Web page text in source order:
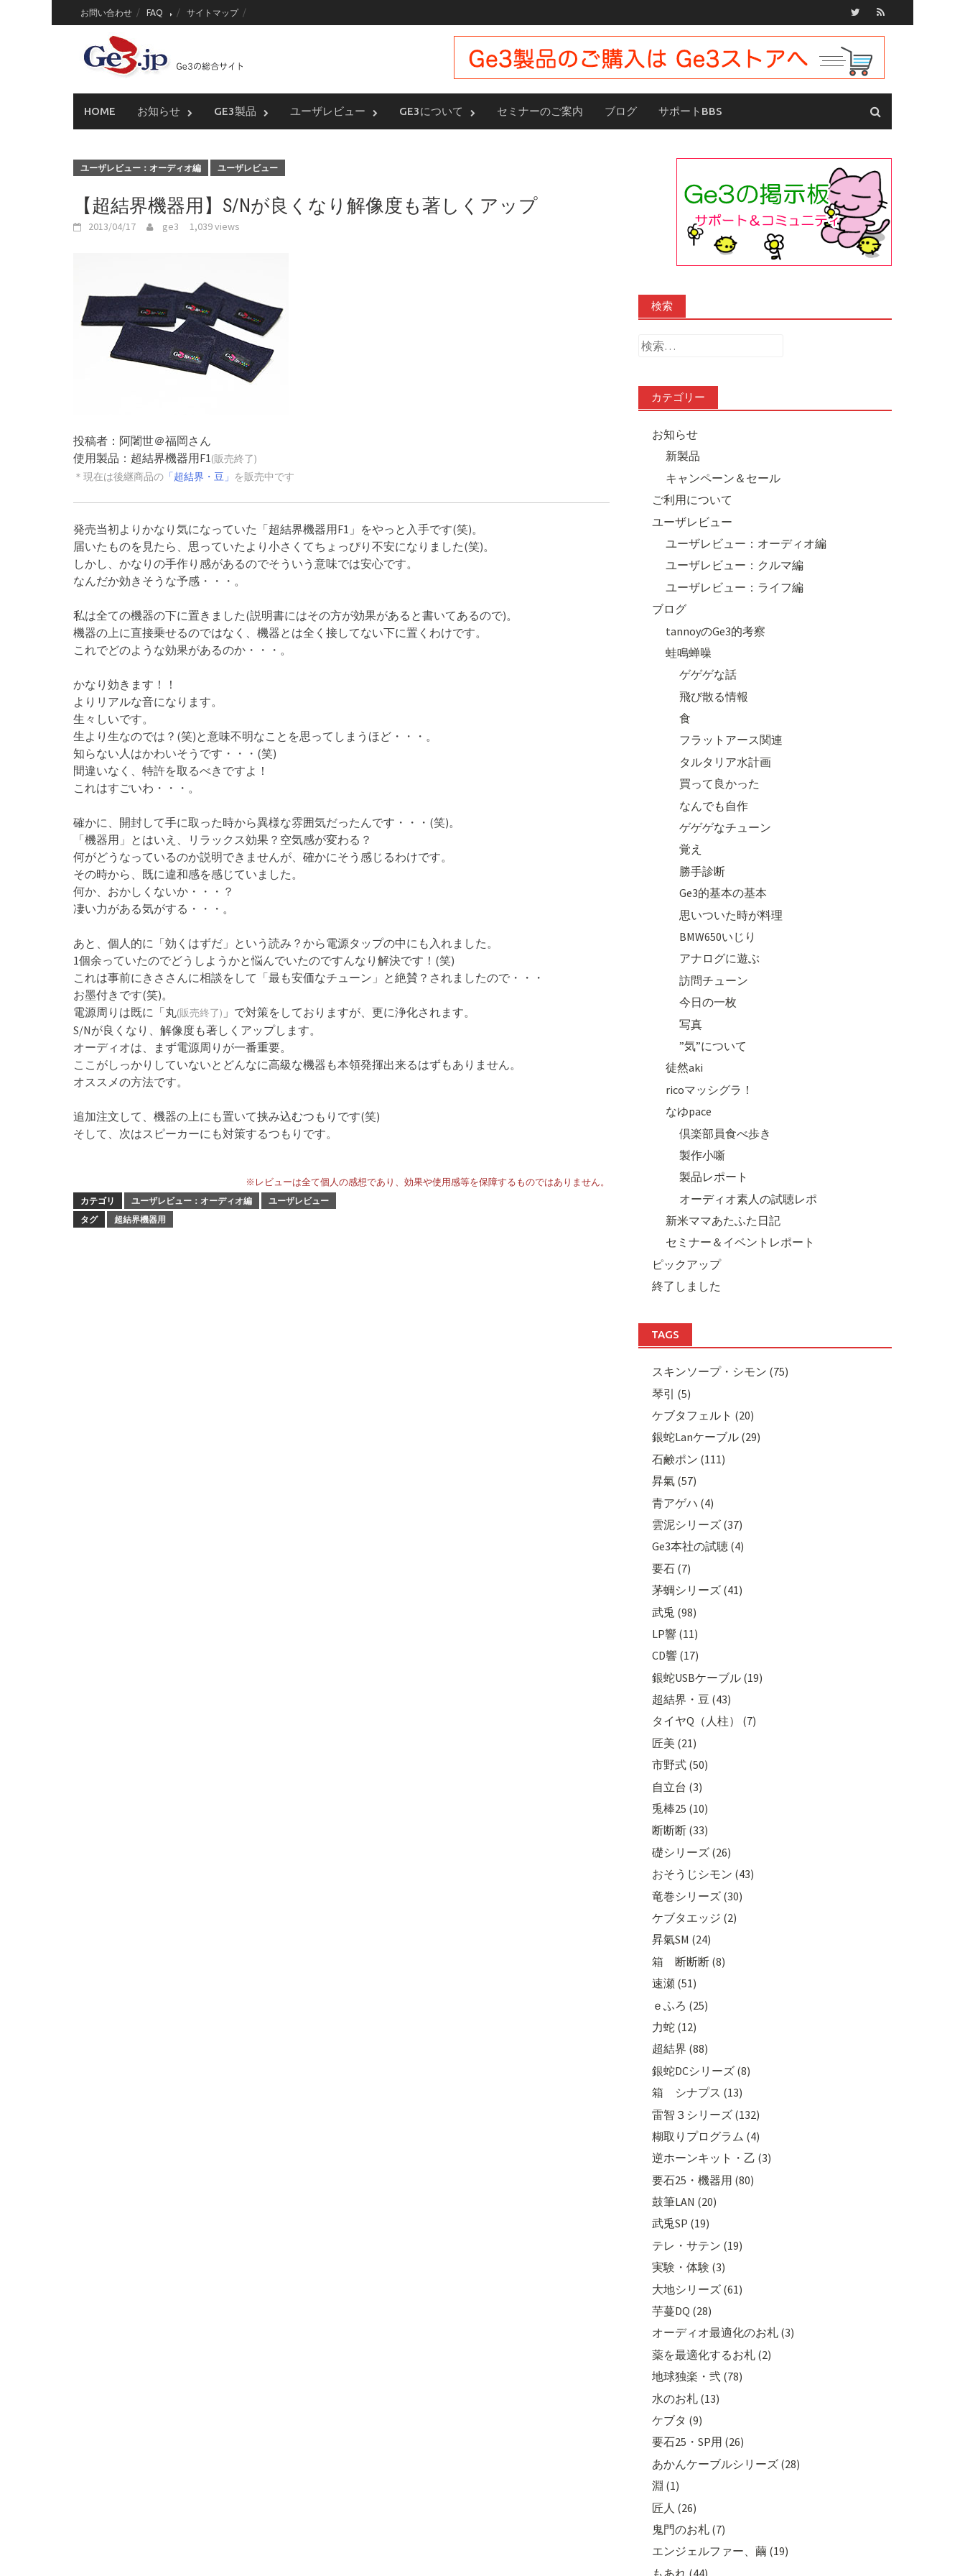
to
お問い合わせ FAQ サイトマップ
HOME お知らせ GE3製品 ユーザレビュー GE3について セミナーのご案内 ブログ サポートBBS
ユーザレビュー：オーディオ編 ユーザレビュー
【超結界機器用】S/Nが良くなり解像度も著しくアップ
2013/04/17 ge3 1,039 views
投稿者：阿闍世＠福岡さん
使用製品：超結界機器用F1(販売終了)
＊現在は後継商品の 「超結界・豆」 を販売中です
発売当初よりかなり気になっていた「超結界機器用F1」をやっと入手です(笑)。
届いたものを見たら、思っていたより小さくてちょっぴり不安になりました(笑)。
しかし、かなりの手作り感があるのでそういう意味では安心です。
なんだか効きそうな予感・・・。
私は全ての機器の下に置きました(説明書にはその方が効果があると書いてあるので)。
機器の上に直接乗せるのではなく、機器とは全く接してない下に置くわけです。
これでどのような効果があるのか・・・。
かなり効きます！！
よりリアルな音になります。
生々しいです。
生より生なのでは？(笑)と意味不明なことを思ってしまうほど・・・。
知らない人はかわいそうです・・・(笑)
間違いなく、特許を取るべきですよ！
これはすごいわ・・・。
確かに、開封して手に取った時から異様な雰囲気だったんです・・・(笑)。
「機器用」とはいえ、リラックス効果？空気感が変わる？
何がどうなっているのか説明できませんが、確かにそう感じるわけです。
その時から、既に違和感を感じていました。
何か、おかしくないか・・・？
凄い力がある気がする・・・。
あと、個人的に「効くはずだ」という読み？から電源タップの中にも入れました。
1個余っていたのでどうしようかと悩んでいたのですんなり解決です！(笑)
これは事前にきささんに相談をして「最も安価なチューン」と絶賛？されましたので・・・
お墨付きです(笑)。
電源周りは既に「丸(販売終了) 」で対策をしておりますが、更に浄化されます。
S/Nが良くなり、解像度も著しくアップします。
オーディオは、まず電源周りが一番重要。
ここがしっかりしていないとどんなに高級な機器も本領発揮出来るはずもありません。
オススメの方法です。
追加注文して、機器の上にも置いて挟み込むつもりです(笑)
そして、次はスピーカーにも対策するつもりです。
※レビューは全て個人の感想であり、効果や使用感等を保障するものではありません。
カテゴリ ユーザレビュー：オーディオ編
ユーザレビュー
タグ
超結界機器用
検索
検
カテゴリー
お知らせ
新製品
キャンペーン＆セール
ご利用について
ユーザレビュー
ユーザレビュー：オーディオ編
ユーザレビュー：クルマ編
ユーザレビュー：ライフ編
ブログ
tannoyのGe3的考察
蛙鳴蝉噪
ゲゲゲな話
飛び散る情報
食
フラットアース関連
タルタリア水計画
買って良かった
なんでも自作
ゲゲゲなチューン
覚え
勝手診断
Ge3的基本の基本
思いついた時が料理
BMW650いじり
アナログに遊ぶ
訪問チューン
今日の一枚
写真
”気”について
徒然aki
ricoマッシグラ！
なゆpace
倶楽部員食べ歩き
製作小噺
製品レポート
オーディオ素人の試聴レポ
新米ママあたふた日記
セミナー＆イベントレポート
ピックアップ
終了しました
TAGS
スキンソープ・シモン (75)
琴引 (5)
ケブタフェルト (20)
銀蛇Lanケーブル (29)
石鹸ポン (111)
昇氣 (57)
青アゲハ (4)
雲泥シリーズ (37)
Ge3本社の試聴 (4)
要石 (7)
茅蜩シリーズ (41)
武兎 (98)
LP響 (11)
CD響 (17)
銀蛇USBケーブル (19)
超結界・豆 (43)
タイヤQ（人柱） (7)
匠美 (21)
市野式 (50)
自立台 (3)
兎棒25 (10)
断断断 (33)
礎シリーズ (26)
おそうじシモン (43)
竜巻シリーズ (30)
ケブタエッジ (2)
昇氣SM (24)
箱 断断断 (8)
速瀬 (51)
ｅふろ (25)
力蛇 (12)
超結界 (88)
銀蛇DCシリーズ (8)
箱 シナプス (13)
雷智３シリーズ (132)
糊取りプログラム (4)
逆ホーンキット・乙 (3)
要石25・機器用 (80)
鼓筆LAN (20)
武兎SP (19)
テレ・サテン (19)
実験・体験 (3)
大地シリーズ (61)
芋蔓DQ (28)
オーディオ最適化のお札 (3)
薬を最適化するお札 (2)
地球独楽・弐 (78)
水のお札 (13)
ケブタ (9)
要石25・SP用 (26)
あかんケーブルシリーズ (28)
淵 (1)
匠人 (26)
鬼門のお札 (7)
エンジェルファー、繭 (19)
もあれ (44)